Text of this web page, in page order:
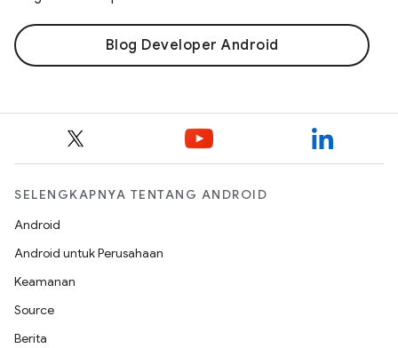
Blog Developer Android
SELENGKAPNYA TENTANG ANDROID
Android
Android untuk Perusahaan
Keamanan
Source
Berita